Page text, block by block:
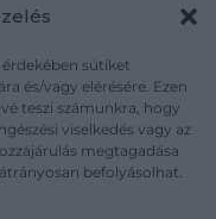
sütiket
és/vagy elérésére. Ezen
teszi számunkra, hogy
viselkedés vagy az
megtagadása
befolyásolhat.